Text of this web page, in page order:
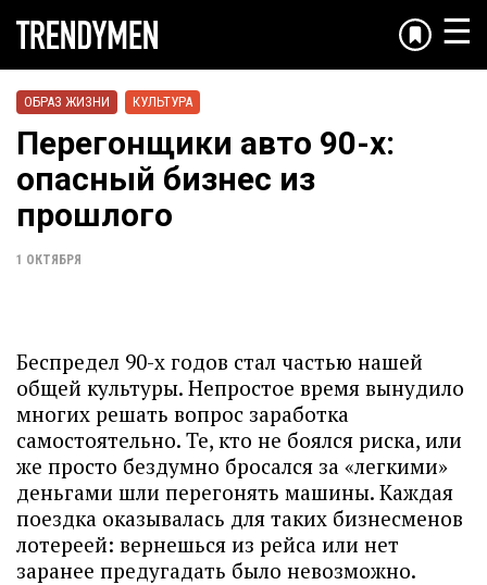
☰
ОБРАЗ ЖИЗНИ КУЛЬТУРА
Перегонщики авто 90-х:
опасный бизнес из
прошлого
1 ОКТЯБРЯ
Беспредел 90-х годов стал частью нашей
общей культуры. Непростое время вынудило
многих решать вопрос заработка
самостоятельно. Те, кто не боялся риска, или
же просто бездумно бросался за «легкими»
деньгами шли перегонять машины. Каждая
поездка оказывалась для таких бизнесменов
лотереей: вернешься из рейса или нет
заранее предугадать было невозможно.